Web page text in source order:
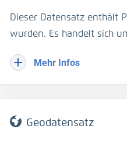
Dieser Datensatz enthält
wurden. Es handelt sich
Fächerecholot und einem
welches an einer
wird durch einen auf der
installierten Fixpunkten
Geschwindigkeit von
Mehr Infos
Geodatensatz